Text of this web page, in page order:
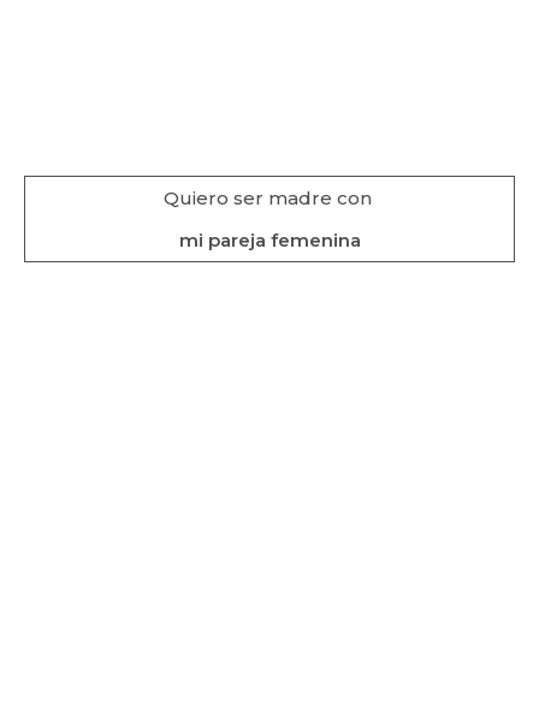
Quiero ser madre con
mi pareja femenina